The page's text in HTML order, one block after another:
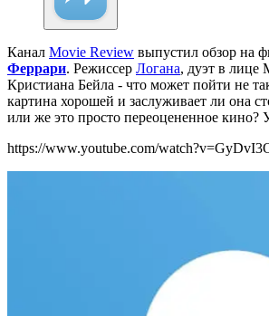
Канал Movie Review выпустил обзор на
Феррари. Режиссер Логана, дуэт в лице
Кристиана Бейла - что может пойти не
картина хорошей и заслуживает ли она
или же это просто переоцененное кино?
https://www.youtube.com/